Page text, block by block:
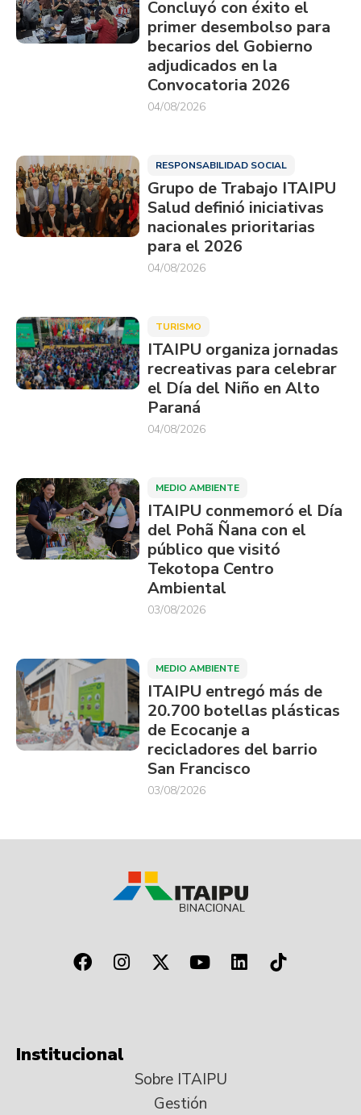
Concluyó con éxito el
primer desembolso para
becarios del Gobierno
adjudicados en la
Convocatoria 2026
04/08/2026
RESPONSABILIDAD SOCIAL
Grupo de Trabajo ITAIPU
Salud definió iniciativas
nacionales prioritarias
para el 2026
04/08/2026
TURISMO
ITAIPU organiza jornadas
recreativas para celebrar
el Día del Niño en Alto
Paraná
04/08/2026
MEDIO AMBIENTE
ITAIPU conmemoró el Día
del Pohã Ñana con el
público que visitó
Tekotopa Centro
Ambiental
03/08/2026
MEDIO AMBIENTE
ITAIPU entregó más de
20.700 botellas plásticas
de Ecocanje a
recicladores del barrio
San Francisco
03/08/2026
Institucional
Sobre ITAIPU
Gestión